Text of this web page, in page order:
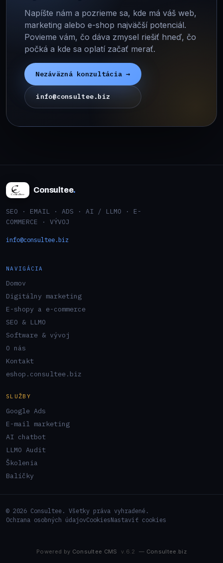
Napíšte nám a pozrieme sa, kde má váš web,
marketing alebo e-shop najväčší potenciál.
Povieme vám, čo dáva zmysel riešiť hneď, čo
počká a kde sa oplatí začať merať.
Nezáväzná konzultácia →
info@consultee.biz
Consultee.
SEO · EMAIL · ADS · AI / LLMO · E-
COMMERCE · VÝVOJ
info@consultee.biz
NAVIGÁCIA
Domov
Digitálny marketing
E-shopy a e-commerce
SEO & LLMO
Software & vývoj
O nás
Kontakt
eshop.consultee.biz
SLUŽBY
Google Ads
E-mail marketing
AI chatbot
LLMO Audit
Školenia
Balíčky
© 2026 Consultee. Všetky práva vyhradené.
Ochrana osobných údajovCookiesNastaviť cookies
Powered by Consultee CMS v.6.2 — Consultee.biz